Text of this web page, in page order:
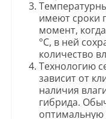
имеют сроки
момент,
°C, в ней
количество
Технологию
зависит от
наличия
гибрида.
оптимальную